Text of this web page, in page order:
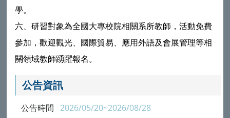
學。
六、研習對象為全國大專校院相關系所教師，活動免費
參加，歡迎觀光、國際貿易、應用外語及會展管理等相
關領域教師踴躍報名。
公告資訊
公告時間 2026/05/20~2026/08/28